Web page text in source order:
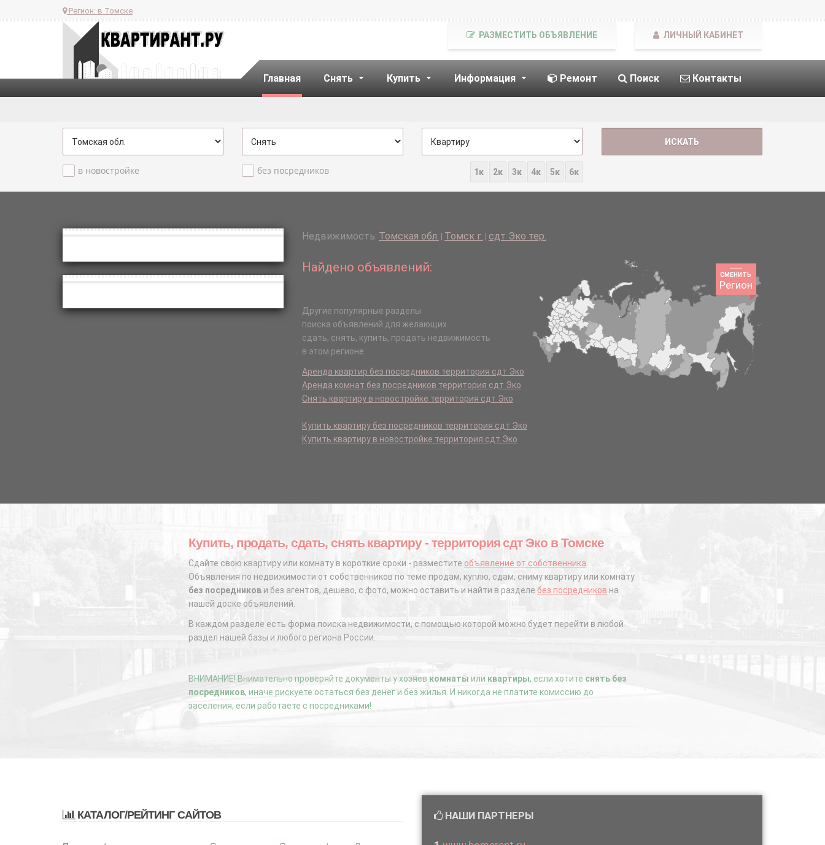
Регион: в Томске
Главная Снять Купить Информация Ремонт Поиск Контакты
РАЗМЕСТИТЬ ОБЪЯВЛЕНИЕ ЛИЧНЫЙ КАБИНЕТ
в новостройке без посредников 1к 2к 3к 4к 5к 6к
Недвижимость: Томская обл. Томск г. сдт Эко тер.
СМЕНИТЬ
Регион
Найдено объявлений:
Другие популярные разделы
поиска объявлений для желающих
сдать, снять, купить, продать недвижимость
в этом регионе:
Аренда квартир без посредников территория сдт Эко
Аренда комнат без посредников территория сдт Эко
Снять квартиру в новостройке территория сдт Эко
Купить квартиру без посредников территория сдт Эко
Купить квартиру в новостройке территория сдт Эко
Купить, продать, сдать, снять квартиру - территория сдт Эко в Томске
Сдайте свою квартиру или комнату в короткие сроки - разместите объявление от собственника
Объявления по недвижимости от собственников по теме продам, куплю, сдам, сниму квартиру или комнату
без посредников и без агентов, дешево, с фото, можно оставить и найти в разделе без посредников на
нашей доске объявлений.
В каждом разделе есть форма поиска недвижимости, с помощью которой можно будет перейти в любой
раздел нашей базы и любого региона России.
ВНИМАНИЕ! Внимательно проверяйте документы у хозяев комнаты или квартиры, если хотите снять без
посредников, иначе рискуете остаться без денег и без жилья. И никогда не платите комиссию до
заселения, если работаете с посредниками!
КАТАЛОГ/РЕЙТИНГ САЙТОВ НАШИ ПАРТНЕРЫ